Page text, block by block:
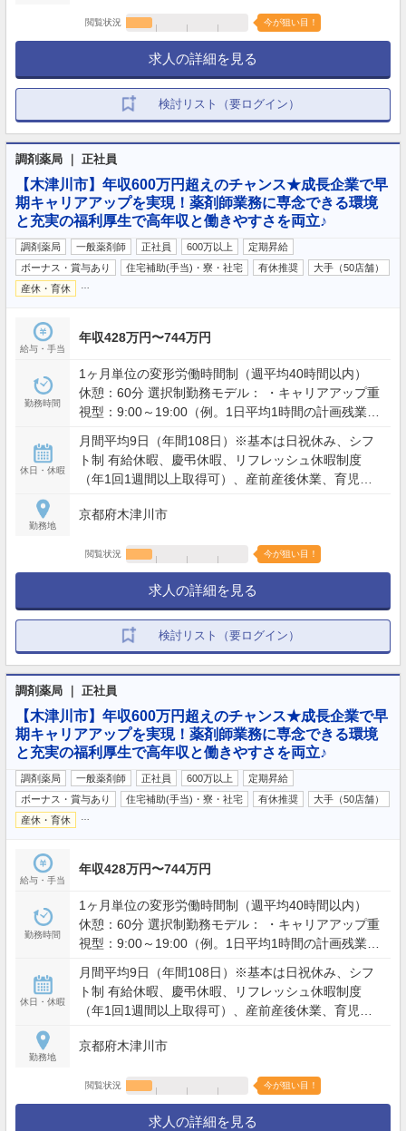
閲覧状況 今が狙い目！
求人の詳細を見る
検討リスト（要ログイン）
調剤薬局 ｜ 正社員
【木津川市】年収600万円超えのチャンス★成長企業で早
期キャリアアップを実現！薬剤師業務に専念できる環境
と充実の福利厚生で高年収と働きやすさを両立♪
調剤薬局 一般薬剤師 正社員 600万以上
定期昇給
ボーナス・賞与あり
住宅補助(手当)・寮・社宅 有休推奨
大手（50店舗）
産休・育休
給与・手当
年収428万円〜744万円
勤務時間
1ヶ月単位の変形労働時間制（週平均40時間以内）
休憩：60分 選択制勤務モデル： ・キャリアアップ重
視型：9:00～19:00（例。1日平均1時間の計画残業を
で実働8時間（残業想定少） ※夜間・土日含むシフト
勤務あり（配属店舗の営業時間による）
休日・休暇
月間平均9日（年間108日）※基本は日祝休み、シフ
ト制 有給休暇、慶弔休暇、リフレッシュ休暇制度
（年1回1週間以上取得可）、産前産後休業、育児休
勤務地
京都府木津川市
閲覧状況 今が狙い目！
求人の詳細を見る
検討リスト（要ログイン）
調剤薬局 ｜ 正社員
【木津川市】年収600万円超えのチャンス★成長企業で早
期キャリアアップを実現！薬剤師業務に専念できる環境
と充実の福利厚生で高年収と働きやすさを両立♪
調剤薬局 一般薬剤師 正社員 600万以上
定期昇給
ボーナス・賞与あり
住宅補助(手当)・寮・社宅 有休推奨
大手（50店舗）
産休・育休
給与・手当
年収428万円〜744万円
勤務時間
1ヶ月単位の変形労働時間制（週平均40時間以内）
休憩：60分 選択制勤務モデル： ・キャリアアップ重
視型：9:00～19:00（例。1日平均1時間の計画残業を
で実働8時間（残業想定少） ※夜間・土日含むシフト
勤務あり（配属店舗の営業時間による）
休日・休暇
月間平均9日（年間108日）※基本は日祝休み、シフ
ト制 有給休暇、慶弔休暇、リフレッシュ休暇制度
（年1回1週間以上取得可）、産前産後休業、育児休
勤務地
京都府木津川市
閲覧状況 今が狙い目！
求人の詳細を見る